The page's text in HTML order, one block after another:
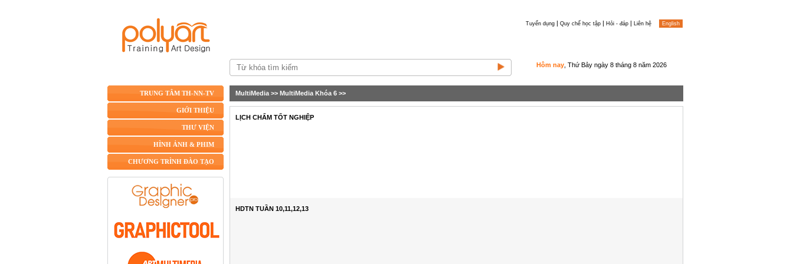
Tuyển dụng | Quy chế học tập | Hỏi - đáp | Liên hệ English
Hôm nay, Thứ Bảy ngày 8 tháng 8 năm 2026
TRUNG TÂM TH-NN-TV
GIỚI THIỆU
THƯ VIỆN
HÌNH ẢNH & PHIM
CHƯƠNG TRÌNH ĐÀO TẠO
MultiMedia >> MultiMedia Khóa 6 >>
LỊCH CHẤM TỐT NGHIỆP
HDTN TUẦN 10,11,12,13